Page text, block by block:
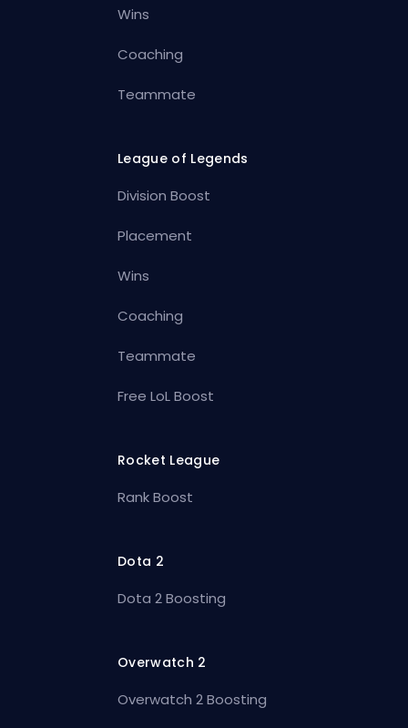
Wins
Coaching
Teammate
League of Legends
Division Boost
Placement
Wins
Coaching
Teammate
Free LoL Boost
Rocket League
Rank Boost
Dota 2
Dota 2 Boosting
Overwatch 2
Overwatch 2 Boosting